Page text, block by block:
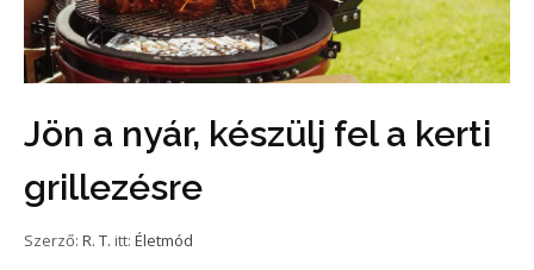
Jön a nyár, készülj fel a kerti
grillezésre
Szerző: R. T. itt: Életmód